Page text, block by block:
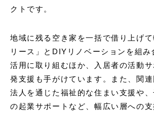
クトです。
地域に残る空き家を一括で借り上げ
リース」とDIYリノベーションを組み
活用に取り組むほか、入居者の活動
発支援も手がけています。また、関
法人を通じた福祉的な住まい支援や
の起業サポートなど、幅広い層への